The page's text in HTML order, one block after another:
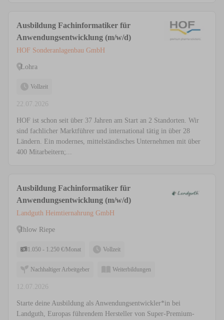
Ausbildung Fachinformatiker für
Anwendungsentwicklung (m/w/d)
HOF Sonderanlagenbau GmbH
Lohra
Vollzeit
22.07.2026
HOF ist schon seit über 37 Jahren am Start an 2 Standorten. Wir
sind fachlicher Marktführer und international tätig in über 28
Ländern. Ein modernes, mittelständisches Unternehmen mit über
400 Mitarbeitern;...
Ausbildung Fachinformatiker für
Anwendungsentwicklung (m/w/d)
Landguth Heimtiernahrung GmbH
Ihlow Riepe
1.050 - 1.250 €/Monat Vollzeit
Nachhaltiger Arbeitgeber Weiterbildungen
12.07.2026
Starte deine Ausbildung als Anwendungsentwickler*in bei
Landguth, Europas führendem Hersteller von Super-Premium-